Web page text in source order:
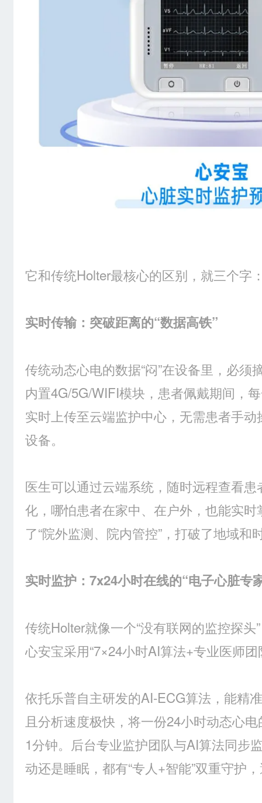
它和传统Holter最核心的区别，就三个字
实时传输：突破距离的“数据高铁”
传统动态心电的数据“闷”在设备里，必须
内置4G/5G/WIFI模块，患者佩戴期间，
实时上传至云端监护中心，无需患者手
设备。
医生可以通过云端系统，随时远程查看
化，哪怕患者在家中、在户外，也能实
了“院外监测、院内管控”，打破了地域和
实时监护：7x24小时在线的“电子心脏专
传统Holter就像一个“没有联网的监控探
心安宝采用“7×24小时AI算法+专业医师
依托乐普自主研发的AI-ECG算法，能精
且分析速度极快，将一份24小时动态心
1分钟。后台专业监护团队与AI算法同步
动还是睡眠，都有“专人+智能”双重守护